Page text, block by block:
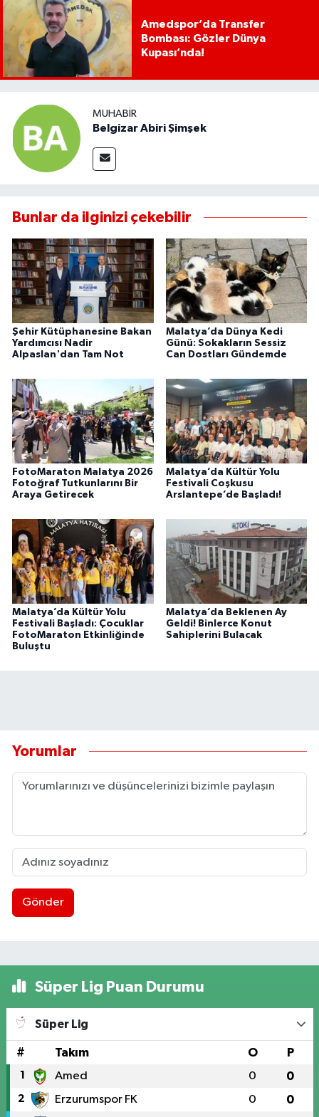
Amedspor’da Transfer
Bombası: Gözler Dünya
Kupası’nda!
MUHABIR
Belgizar Abiri Şimşek
Bunlar da ilginizi çekebilir
Şehir Kütüphanesine Bakan
Yardımcısı Nadir
Alpaslan'dan Tam Not
Malatya’da Dünya Kedi
Günü: Sokakların Sessiz
Can Dostları Gündemde
FotoMaraton Malatya 2026
Fotoğraf Tutkunlarını Bir
Araya Getirecek
Malatya’da Kültür Yolu
Festivali Coşkusu
Arslantepe’de Başladı!
Malatya’da Kültür Yolu
Festivali Başladı: Çocuklar
FotoMaraton Etkinliğinde
Buluştu
Malatya’da Beklenen Ay
Geldi! Binlerce Konut
Sahiplerini Bulacak
Yorumlar
Gönder
Süper Lig Puan Durumu
Süper Lig
# Takım O P
1 Amed 0 0
2 Erzurumspor FK 0 0